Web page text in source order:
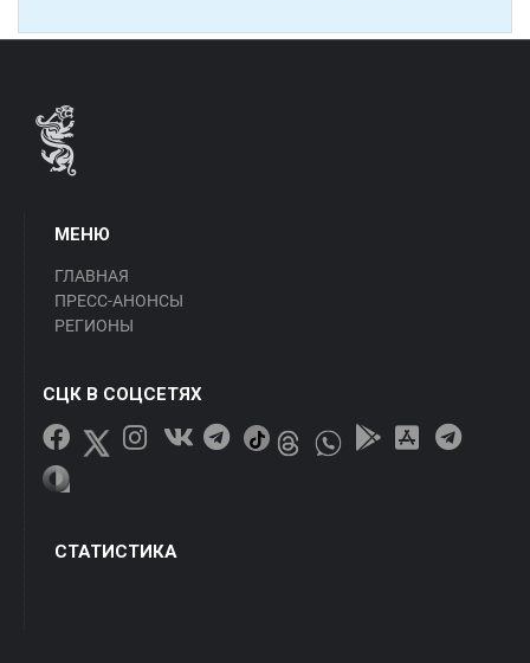
МЕНЮ
ГЛАВНАЯ
ПРЕСС-АНОНСЫ
РЕГИОНЫ
СЦК В СОЦСЕТЯХ
СТАТИСТИКА